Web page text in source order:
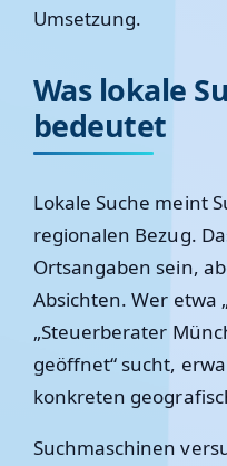
Umsetzung.
Was lokale
bedeutet
Lokale Suche meint
regionalen Bezug.
Ortsangaben sein,
Absichten. Wer etwa
„Steuerberater
geöffnet“ sucht,
konkreten
Suchmaschinen